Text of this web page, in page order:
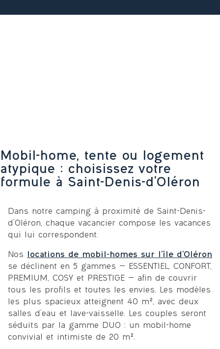
Mobil-home, tente ou logement
atypique : choisissez votre
formule à Saint-Denis-d’Oléron
Dans notre camping à proximité de Saint-Denis-
d’Oléron, chaque vacancier compose les vacances
qui lui correspondent.
Nos locations de mobil-homes sur l’île d’Oléron
se déclinent en 5 gammes — ESSENTIEL, CONFORT,
PREMIUM, COSY et PRESTIGE — afin de couvrir
tous les profils et toutes les envies. Les modèles
les plus spacieux atteignent 40 m², avec deux
salles d’eau et lave-vaisselle. Les couples seront
séduits par la gamme DUO : un mobil-home
convivial et intimiste de 20 m².